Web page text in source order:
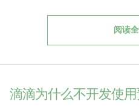
阅读
滴滴为什么不开发使用